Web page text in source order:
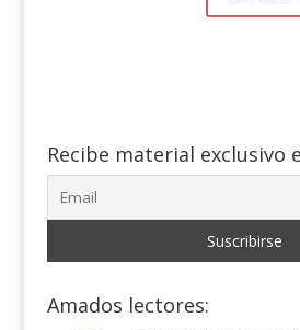
Recibe material exclusivo
Amados lectores: